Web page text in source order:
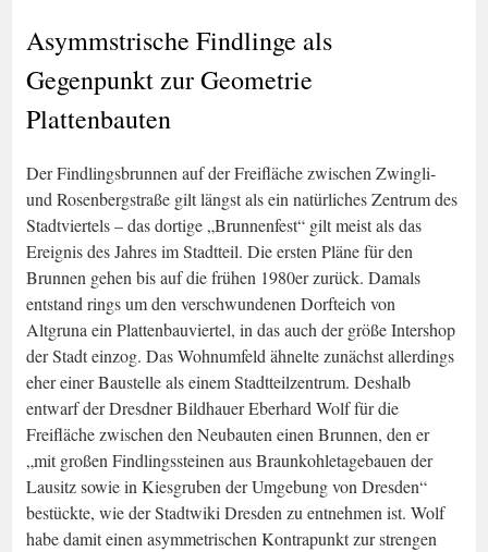
Asymmstrische Findlinge als
Gegenpunkt zur Geometrie
Plattenbauten
Der Findlingsbrunnen auf der Freifläche zwischen Zwingli-
und Rosenbergstraße gilt längst als ein natürliches Zentrum des
Stadtviertels – das dortige „Brunnenfest“ gilt meist als das
Ereignis des Jahres im Stadtteil. Die ersten Pläne für den
Brunnen gehen bis auf die frühen 1980er zurück. Damals
entstand rings um den verschwundenen Dorfteich von
Altgruna ein Plattenbauviertel, in das auch der größe Intershop
der Stadt einzog. Das Wohnumfeld ähnelte zunächst allerdings
eher einer Baustelle als einem Stadtteilzentrum. Deshalb
entwarf der Dresdner Bildhauer Eberhard Wolf für die
Freifläche zwischen den Neubauten einen Brunnen, den er
„mit großen Findlingssteinen aus Braunkohletagebauen der
Lausitz sowie in Kiesgruben der Umgebung von Dresden“
bestückte, wie der Stadtwiki Dresden zu entnehmen ist. Wolf
habe damit einen asymmetrischen Kontrapunkt zur strengen